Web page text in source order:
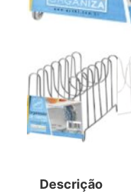
Descrição